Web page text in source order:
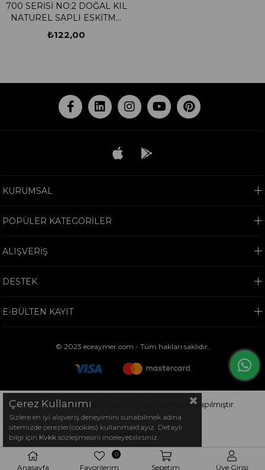
700 SERİSİ NO:2 DOĞAL KIL
NATUREL SAPLI ESKİTME
FIRÇASI
₺122,00
KURUMSAL
POPÜLER KATEGORİLER
ALIŞVERİŞ
DESTEK
E-BÜLTEN KAYIT
© 2023 eceaymer.com - Tüm hakları saklıdır.
Bu sitenin kurulumu tarafından yapılmıştır.
Çerez Kullanımı
Sizlere en iyi alışveriş deneyimini sunabilmek adına
sitemizde çerezler(cookies) kullanmaktayız. Detaylı
bilgi için Kvkk sözleşmesini inceleyebilirsiniz.
Anasayfa Favorilerim
0
Sepetim Üye Girişi